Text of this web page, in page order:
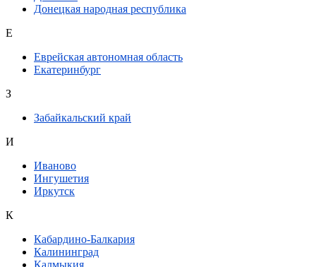
Донецкая народная республика
Е
Еврейская автономная область
Екатеринбург
З
Забайкальский край
И
Иваново
Ингушетия
Иркутск
К
Кабардино-Балкария
Калининград